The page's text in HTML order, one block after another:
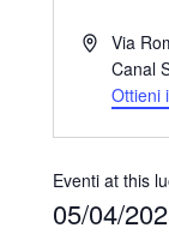
I
r
i
z
Via
Canal
Ottieni
Eventi at this
05/04/